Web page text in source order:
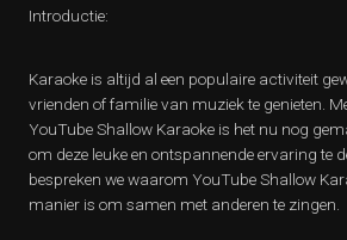
Introductie:
Karaoke is altijd al een populaire activiteit
vrienden of familie van muziek te genieten.
YouTube Shallow Karaoke is het nu nog
om deze leuke en ontspannende ervaring te
bespreken we waarom YouTube Shallow
manier is om samen met anderen te zingen.